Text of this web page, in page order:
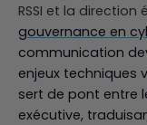
RSSI et la
gouvernance en
communication
enjeux techniques
sert de pont entre
exécutive,